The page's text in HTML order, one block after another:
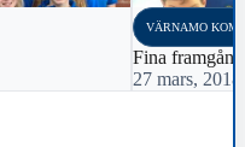
VÄRNAMO
Fina
27 mars,